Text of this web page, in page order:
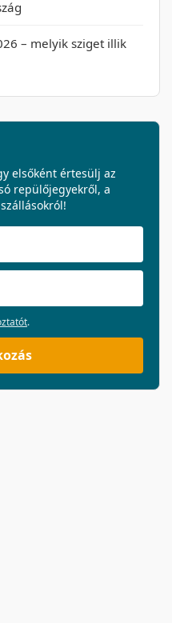
– melyik sziget illik
elsőként értesülj az
repülőjegyekről, a
.